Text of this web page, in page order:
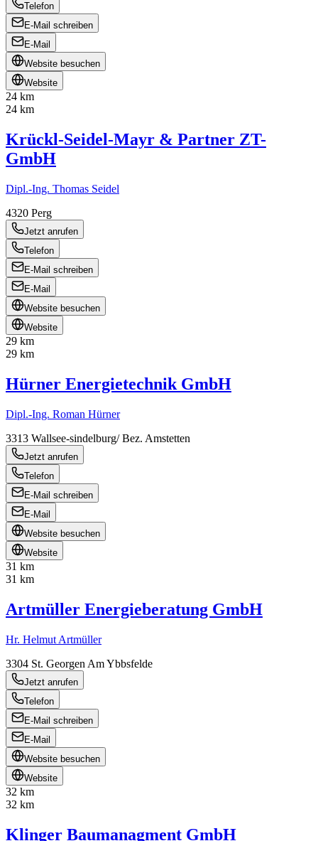
Telefon
E-Mail schreiben
E-Mail
Website besuchen
Website
24 km
24 km
Krückl-Seidel-Mayr & Partner ZT-
GmbH
Dipl.-Ing. Thomas Seidel
4320 Perg
Jetzt anrufen
Telefon
E-Mail schreiben
E-Mail
Website besuchen
Website
29 km
29 km
Hürner Energietechnik GmbH
Dipl.-Ing. Roman Hürner
3313 Wallsee-sindelburg/ Bez. Amstetten
Jetzt anrufen
Telefon
E-Mail schreiben
E-Mail
Website besuchen
Website
31 km
31 km
Artmüller Energieberatung GmbH
Hr. Helmut Artmüller
3304 St. Georgen Am Ybbsfelde
Jetzt anrufen
Telefon
E-Mail schreiben
E-Mail
Website besuchen
Website
32 km
32 km
Klinger Baumanagment GmbH